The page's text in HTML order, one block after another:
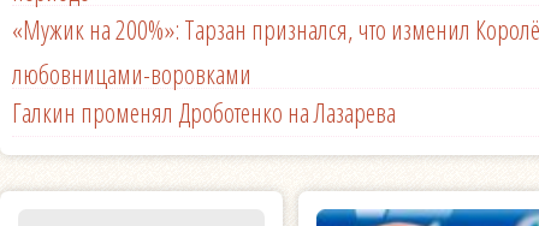
«Мужик на 200%»: Тарзан признался, что изменил
любовницами-воровками
Галкин променял Дроботенко на Лазарева